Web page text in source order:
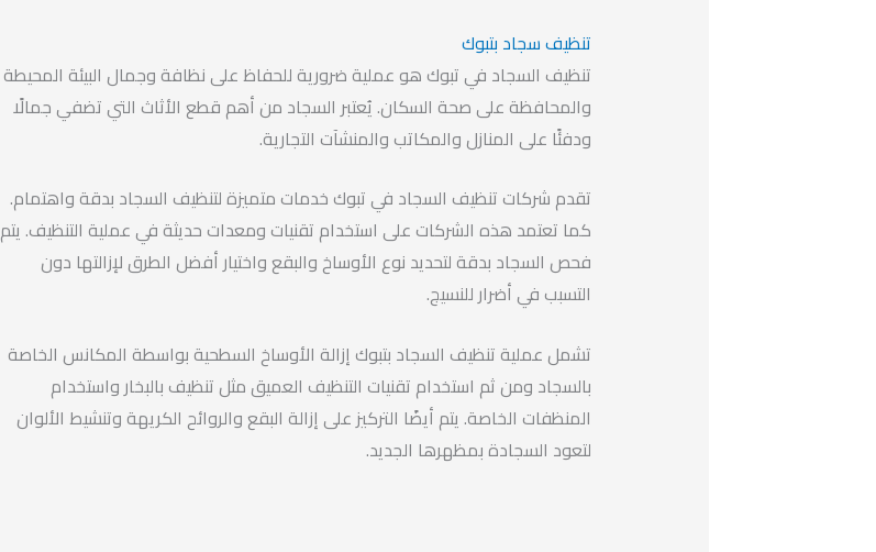
تنظيف سجاد بتبوك
تنظيف السجاد في تبوك هو عملية ضرورية للحفاظ على نظافة وجمال البيئة المحيطة
والمحافظة على صحة السكان. يُعتبر السجاد من أهم قطع الأثاث التي تضفي جمالًا
ودفئًا على المنازل والمكاتب والمنشآت التجارية.
تقدم شركات تنظيف السجاد في تبوك خدمات متميزة لتنظيف السجاد بدقة واهتمام.
كما تعتمد هذه الشركات على استخدام تقنيات ومعدات حديثة في عملية التنظيف. يتم
فحص السجاد بدقة لتحديد نوع الأوساخ والبقع واختيار أفضل الطرق لإزالتها دون
التسبب في أضرار للنسيج.
تشمل عملية تنظيف السجاد بتبوك إزالة الأوساخ السطحية بواسطة المكانس الخاصة
بالسجاد ومن ثم استخدام تقنيات التنظيف العميق مثل تنظيف بالبخار واستخدام
المنظفات الخاصة. يتم أيضًا التركيز على إزالة البقع والروائح الكريهة وتنشيط الألوان
لتعود السجادة بمظهرها الجديد.